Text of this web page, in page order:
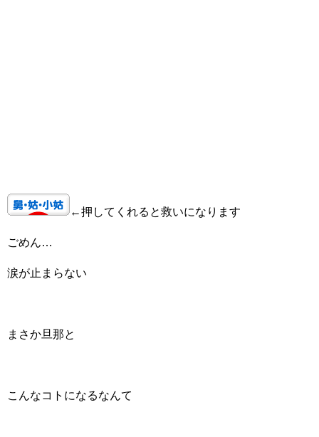
←押してくれると救いになります
ごめん…
涙が止まらない
まさか旦那と
こんなコトになるなんて